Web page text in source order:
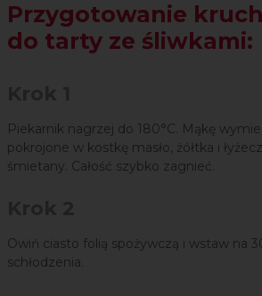
Przygotowanie
do tarty ze śliwkami:
Piekarnik nagrzej do 180°C. Mąkę
pokrojone w kostkę masło, żółtka i
śmietany. Całość szybko zagnieć.
Owiń ciasto folią spożywczą i wstaw na
schłodzenia.